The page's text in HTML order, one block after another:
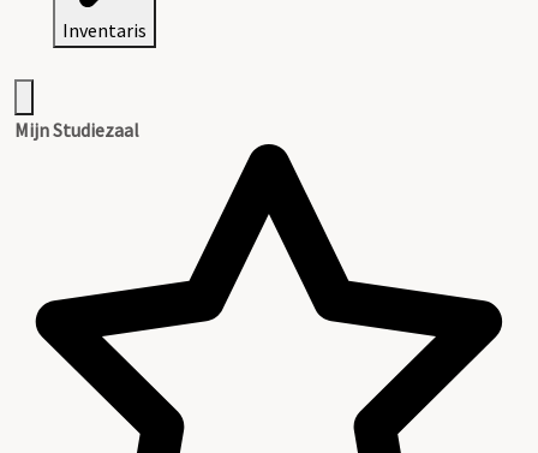
Inventaris
Mijn Studiezaal